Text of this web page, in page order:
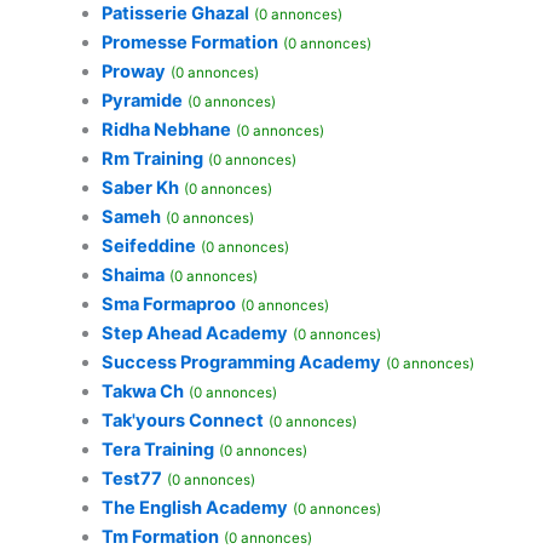
Patisserie Ghazal (0 annonces)
Promesse Formation (0 annonces)
Proway (0 annonces)
Pyramide (0 annonces)
Ridha Nebhane (0 annonces)
Rm Training (0 annonces)
Saber Kh (0 annonces)
Sameh (0 annonces)
Seifeddine (0 annonces)
Shaima (0 annonces)
Sma Formaproo (0 annonces)
Step Ahead Academy (0 annonces)
Success Programming Academy (0 annonces)
Takwa Ch (0 annonces)
Tak'yours Connect (0 annonces)
Tera Training (0 annonces)
Test77 (0 annonces)
The English Academy (0 annonces)
Tm Formation (0 annonces)